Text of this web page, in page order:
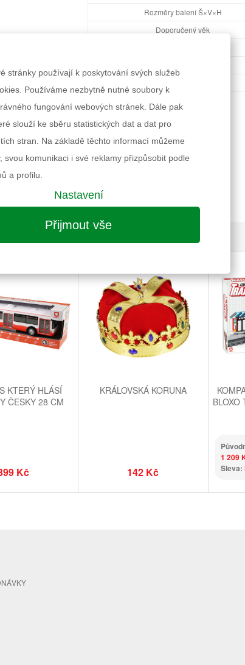
Rozměry balení Š×V×H
Doporučený věk
Informace k výrobku
VÁS ZAUJME I NÁSLEDUJÍCÍ
KTERÝ HLÁSÍ
ČESKY 28 CM
Kč
KRÁLOVSKÁ KORUNA
142 Kč
BLOXO
1 209
Sleva:
stránky používají k poskytování svých služeb
Používáme nezbytně nutné soubory k
fungování webových stránek. Dále pak
slouží ke sběru statistických dat a dat pro
stran. Na základě těchto informací můžeme
svou komunikaci i své reklamy přizpůsobit podle
a profilu.
Nastavení
Přijmout vše